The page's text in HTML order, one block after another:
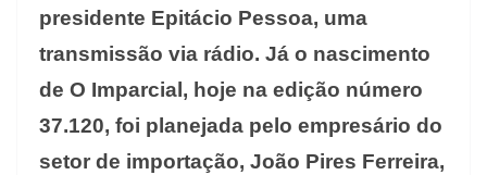
presidente Epitácio Pessoa, uma
transmissão via rádio. Já o nascimento
de O Imparcial, hoje na edição número
37.120, foi planejada pelo empresário do
setor de importação, João Pires Ferreira,